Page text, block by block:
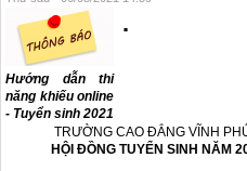
Hướng dẫn thi
năng khiếu online
- Tuyển sinh 2021
.
TRƯỜNG CAO ĐẲNG VĨNH
HỘI ĐỒNG TUYỂN SINH NĂM